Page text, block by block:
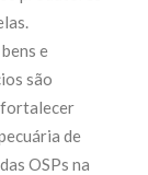
e
são
fortalecer
de
OSPs na